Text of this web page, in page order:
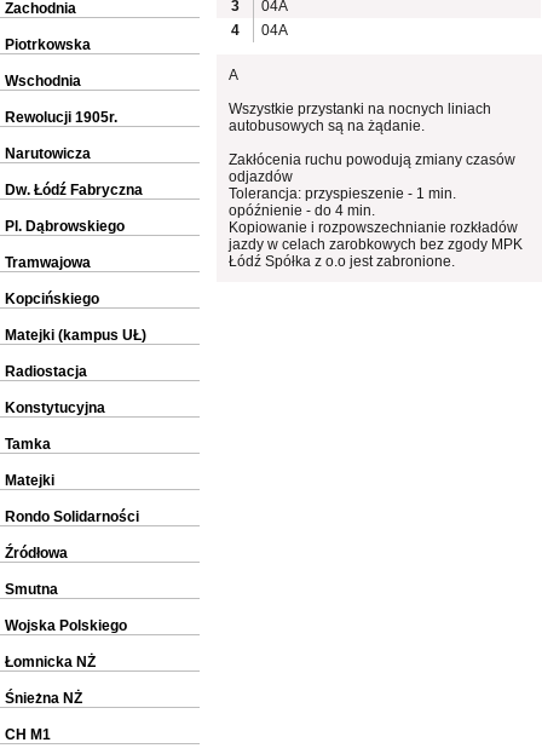
3
04A
4
04A
A
Wszystkie przystanki na nocnych liniach
autobusowych są na żądanie.
Zakłócenia ruchu powodują zmiany czasów
odjazdów
Tolerancja: przyspieszenie - 1 min.
opóźnienie - do 4 min.
Kopiowanie i rozpowszechnianie rozkładów
jazdy w celach zarobkowych bez zgody MPK
Łódź Spółka z o.o jest zabronione.
Zachodnia
Piotrkowska
Wschodnia
Rewolucji 1905r.
Narutowicza
Dw. Łódź Fabryczna
Pl. Dąbrowskiego
Tramwajowa
Kopcińskiego
Matejki (kampus UŁ)
Radiostacja
Konstytucyjna
Tamka
Matejki
Rondo Solidarności
Źródłowa
Smutna
Wojska Polskiego
Łomnicka NŻ
Śnieżna NŻ
CH M1